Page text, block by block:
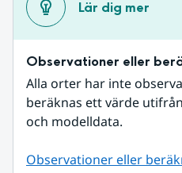
Lär dig mer
Observationer eller
Alla orter har inte
beräknas ett värde
och modelldata.
Observationer eller